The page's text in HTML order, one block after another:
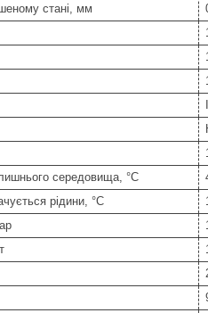
стані, мм
1
1
середовища, °C
рідини, °C
1